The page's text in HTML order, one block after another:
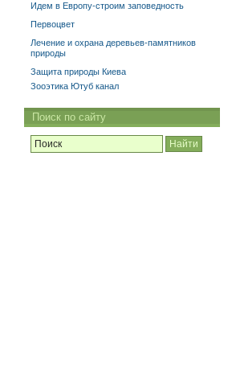
Идем в Европу-строим заповедность
Первоцвет
Лечение и охрана деревьев-памятников
природы
Защита природы Киева
Зооэтика Ютуб канал
Поиск по сайту